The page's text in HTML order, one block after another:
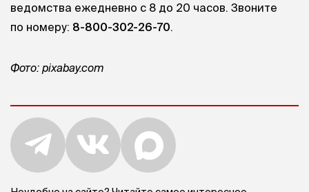
ведомства ежедневно с 8 до 20 часов. Звоните
по номеру: 8-800-302-26-70.
Фото: pixabay.com